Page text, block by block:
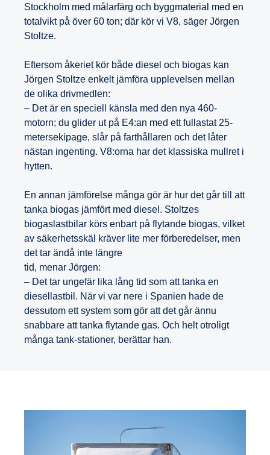
Stockholm med målarfärg och byggmaterial med en
totalvikt på över 60 ton; där kör vi V8, säger Jörgen
Stoltze.
Eftersom åkeriet kör både diesel och biogas kan
Jörgen Stoltze enkelt jämföra upplevelsen mellan
de olika drivmedlen:
– Det är en speciell känsla med den nya 460-
motorn; du glider ut på E4:an med ett fullastat 25-
metersekipage, slår på farthållaren och det låter
nästan ingenting. V8:orna har det klassiska mullret i
hytten.
En annan jämförelse många gör är hur det går till att
tanka biogas jämfört med diesel. Stoltzes
biogaslastbilar körs enbart på flytande biogas, vilket
av säkerhetsskäl kräver lite mer förberedelser, men
det tar ändå inte längre
tid, menar Jörgen:
– Det tar ungefär lika lång tid som att tanka en
diesellastbil. När vi var nere i Spanien hade de
dessutom ett system som gör att det går ännu
snabbare att tanka flytande gas. Och helt otroligt
många tank-stationer, berättar han.